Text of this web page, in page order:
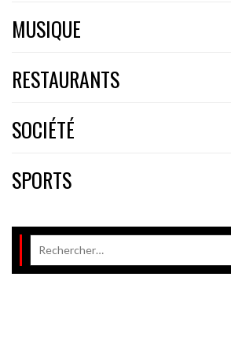
MUSIQUE
RESTAURANTS
SOCIÉTÉ
SPORTS